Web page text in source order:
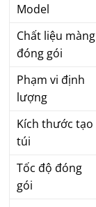
Model
Chất liệu màng
đóng gói
Phạm vi định
lượng
Kích thước tạo
túi
Tốc độ đóng
gói